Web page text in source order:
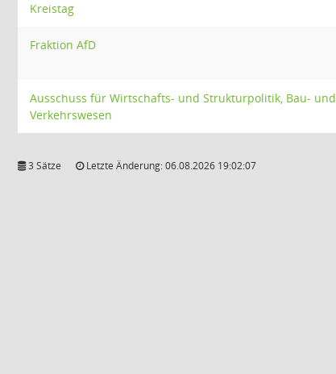
Kreistag
Fraktion AfD
Ausschuss für Wirtschafts- und Strukturpolitik, Bau- und
Verkehrswesen
3 Sätze Letzte Änderung: 06.08.2026 19:02:07